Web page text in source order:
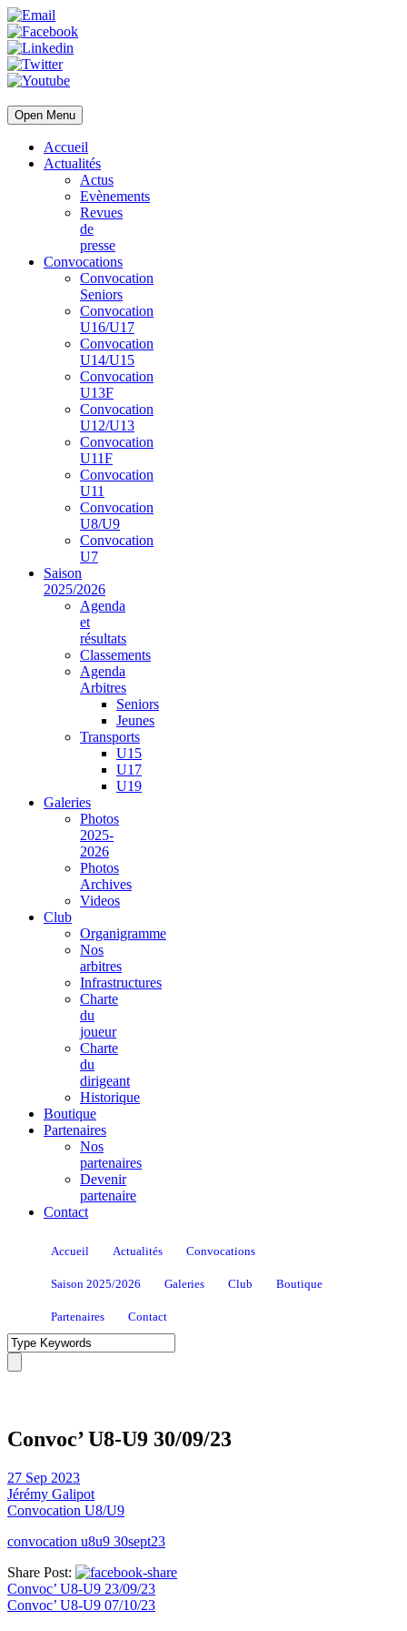
Open Menu
Accueil
Actualités
Actus
Evènements
Revues
de
presse
Convocations
Convocation
Seniors
Convocation
U16/U17
Convocation
U14/U15
Convocation
U13F
Convocation
U12/U13
Convocation
U11F
Convocation
U11
Convocation
U8/U9
Convocation
U7
Saison
2025/2026
Agenda
et
résultats
Classements
Agenda
Arbitres
Seniors
Jeunes
Transports
U15
U17
U19
Galeries
Photos
2025-
2026
Photos
Archives
Videos
Club
Organigramme
Nos
arbitres
Infrastructures
Charte
du
joueur
Charte
du
dirigeant
Historique
Boutique
Partenaires
Nos
partenaires
Devenir
partenaire
Contact
Accueil Actualités Convocations
Saison 2025/2026 Galeries Club Boutique
Partenaires Contact
Convoc’ U8-U9 30/09/23
27 Sep 2023
Jérémy Galipot
Convocation U8/U9
convocation u8u9 30sept23
Share Post:
Convoc’ U8-U9 23/09/23
Convoc’ U8-U9 07/10/23